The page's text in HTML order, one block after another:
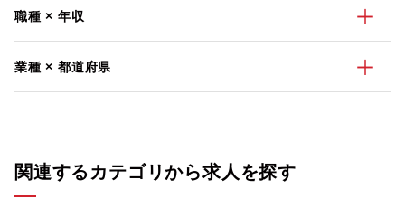
職種 × 年収
業種 × 都道府県
関連するカテゴリから求人を探す